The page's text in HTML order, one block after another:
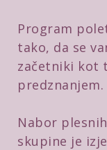
Program
tako, da se
začetniki kot
predznanjem.
Nabor
skupine je